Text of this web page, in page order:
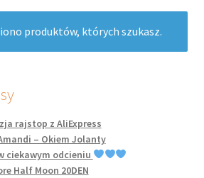
produktów, których szukasz.
rajstop z AliExpress
– Okiem Jolanty
ciekawym odcieniu
Half Moon 20DEN